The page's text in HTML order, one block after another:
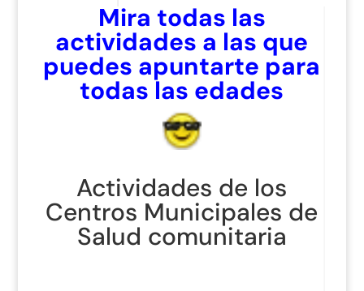
Mira todas las
actividades a las que
puedes apuntarte para
todas las edades
Actividades de los
Centros Municipales de
Salud comunitaria